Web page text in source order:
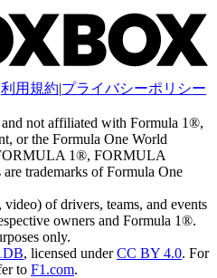
利用規約|プライバシーポリシー
not affiliated with Formula 1®,
or the Formula One World
1®, FORMULA
trademarks of Formula One
of drivers, teams, and events
owners and Formula 1®.
only.
, licensed under CC BY 4.0. For
to F1.com.